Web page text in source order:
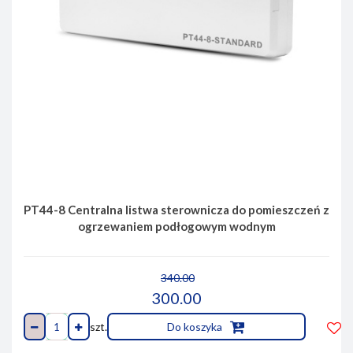
PT44-8 Centralna listwa sterownicza do pomieszczeń z
ogrzewaniem podłogowym wodnym
340.00
300.00
szt. Do koszyka